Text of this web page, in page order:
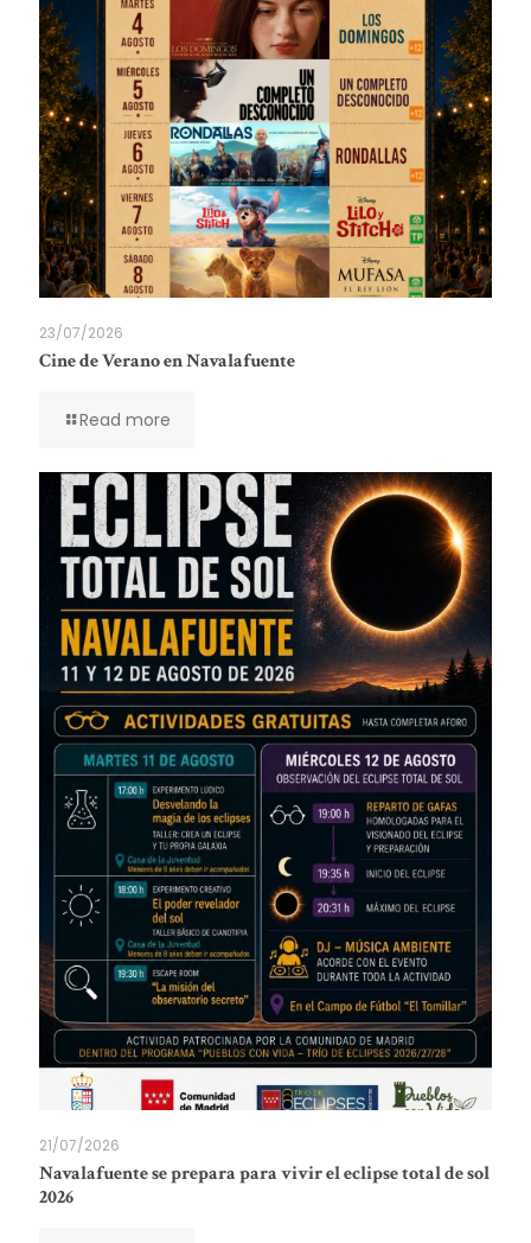
23/07/2026
Cine de Verano en Navalafuente
Read more
21/07/2026
Navalafuente se prepara para vivir el eclipse total de sol
2026